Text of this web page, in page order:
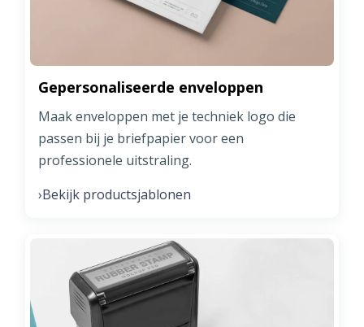
Gepersonaliseerde enveloppen
Maak enveloppen met je techniek logo die
passen bij je briefpapier voor een
professionele uitstraling.
›Bekijk productsjablonen